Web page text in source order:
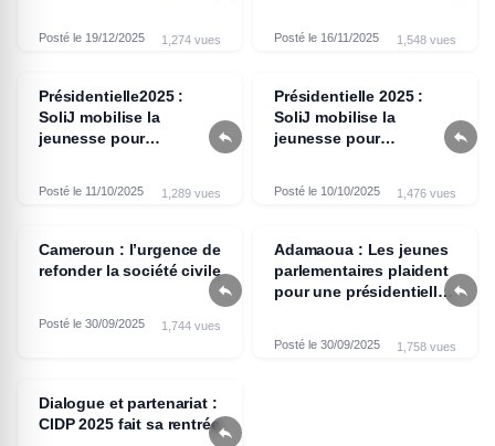
Posté le 19/12/2025 1,274 vues Posté le 16/11/2025 1,548 vues
Présidentielle2025 :
SoliJ mobilise la
jeunesse pour
Posté le 11/10/2025 1,289 vues

Présidentielle 2025 :
SoliJ mobilise la
jeunesse pour
Posté le 10/10/2025 1,476 vues

Cameroun : l’urgence de
refonder la société civile
Posté le 30/09/2025 1,744 vues

Adamaoua : Les jeunes
parlementaires plaident
pour une présidentielle
Posté le 30/09/2025 1,758 vues

Dialogue et partenariat :
CIDP 2025 fait sa rentrée